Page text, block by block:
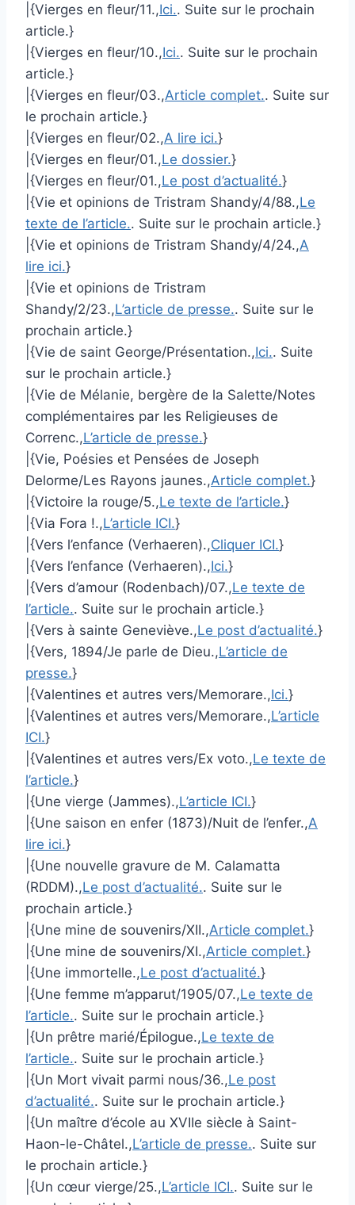
|{Vierges en fleur/11.,Ici.. Suite sur le prochain
article.}
|{Vierges en fleur/10.,Ici.. Suite sur le prochain
article.}
|{Vierges en fleur/03.,Article complet.. Suite sur
le prochain article.}
|{Vierges en fleur/02.,A lire ici.}
|{Vierges en fleur/01.,Le dossier.}
|{Vierges en fleur/01.,Le post d’actualité.}
|{Vie et opinions de Tristram Shandy/4/88.,Le
texte de l’article.. Suite sur le prochain article.}
|{Vie et opinions de Tristram Shandy/4/24.,A
lire ici.}
|{Vie et opinions de Tristram
Shandy/2/23.,L’article de presse.. Suite sur le
prochain article.}
|{Vie de saint George/Présentation.,Ici.. Suite
sur le prochain article.}
|{Vie de Mélanie, bergère de la Salette/Notes
complémentaires par les Religieuses de
Correnc.,L’article de presse.}
|{Vie, Poésies et Pensées de Joseph
Delorme/Les Rayons jaunes.,Article complet.}
|{Victoire la rouge/5.,Le texte de l’article.}
|{Via Fora !.,L’article ICI.}
|{Vers l’enfance (Verhaeren).,Cliquer ICI.}
|{Vers l’enfance (Verhaeren).,Ici.}
|{Vers d’amour (Rodenbach)/07.,Le texte de
l’article.. Suite sur le prochain article.}
|{Vers à sainte Geneviève.,Le post d’actualité.}
|{Vers, 1894/Je parle de Dieu.,L’article de
presse.}
|{Valentines et autres vers/Memorare.,Ici.}
|{Valentines et autres vers/Memorare.,L’article
ICI.}
|{Valentines et autres vers/Ex voto.,Le texte de
l’article.}
|{Une vierge (Jammes).,L’article ICI.}
|{Une saison en enfer (1873)/Nuit de l’enfer.,A
lire ici.}
|{Une nouvelle gravure de M. Calamatta
(RDDM).,Le post d’actualité.. Suite sur le
prochain article.}
|{Une mine de souvenirs/XII.,Article complet.}
|{Une mine de souvenirs/XI.,Article complet.}
|{Une immortelle.,Le post d’actualité.}
|{Une femme m’apparut/1905/07.,Le texte de
l’article.. Suite sur le prochain article.}
|{Un prêtre marié/Épilogue.,Le texte de
l’article.. Suite sur le prochain article.}
|{Un Mort vivait parmi nous/36.,Le post
d’actualité.. Suite sur le prochain article.}
|{Un maître d’école au XVIIe siècle à Saint-
Haon-le-Châtel.,L’article de presse.. Suite sur
le prochain article.}
|{Un cœur vierge/25.,L’article ICI.. Suite sur le